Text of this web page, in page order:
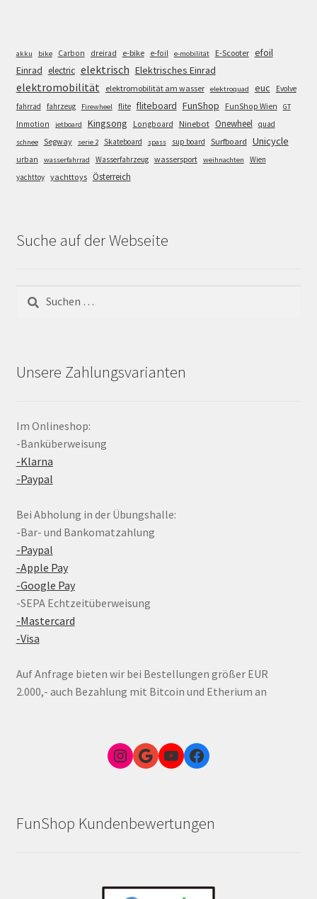
akku bike Carbon dreirad e-bike e-foil e-mobilität E-Scooter efoil
Einrad electric elektrisch Elektrisches Einrad
elektromobilität elektromobilität am wasser elektroquad euc
Evolve
fahrrad
fahrzeug Firewheel flite fliteboard FunShop FunShop Wien GT
Inmotion jetboard Kingsong Longboard Ninebot Onewheel quad
schnee Segway serie 2 Skateboard spass sup board Surfboard Unicycle
urban wasserfahrrad Wasserfahrzeug wassersport weihnachten
Wien
yachttoy yachttoys Österreich
Suche auf der Webseite
Suchen
nach:
Unsere Zahlungsvarianten
Im Onlineshop:
-Banküberweisung
-Klarna
-Paypal
Bei Abholung in der Übungshalle:
-Bar- und Bankomatzahlung
-Paypal
-Apple Pay
-Google Pay
-SEPA Echtzeitüberweisung
-Mastercard
-Visa
Auf Anfrage bieten wir bei Bestellungen größer EUR
2.000,- auch Bezahlung mit Bitcoin und Etherium an
Instagram
Google Link zum FunShop WienYouTubeFacebook
FunShop Kundenbewertungen